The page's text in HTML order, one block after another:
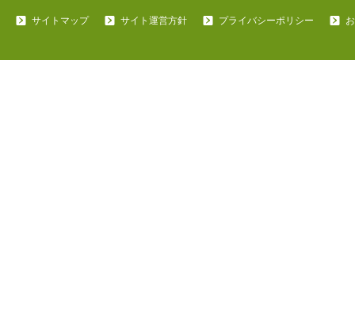
サイトマップ サイト運営方針 プライバシーポリシー